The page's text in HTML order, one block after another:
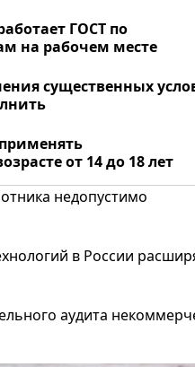
ГОСТ по
на рабочем месте
существенных
от 14 до 18 лет
недопустимо
в России
аудита